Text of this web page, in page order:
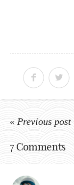
« Previous post
7 Comments